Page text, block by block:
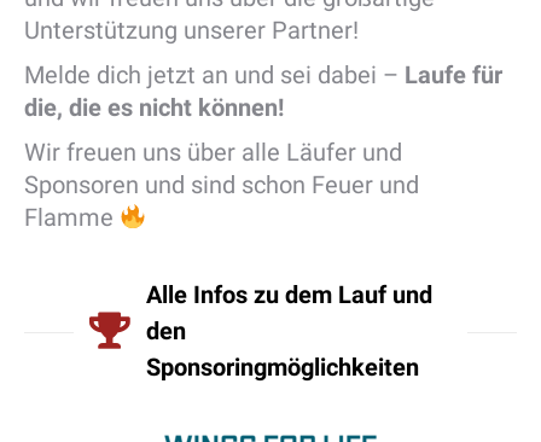
Unterstützung unserer Partner!
Melde dich jetzt an und sei dabei – Laufe für
die, die es nicht können!
Wir freuen uns über alle Läufer und
Sponsoren und sind schon Feuer und
Flamme
Alle Infos zu dem Lauf und
den
Sponsoringmöglichkeiten